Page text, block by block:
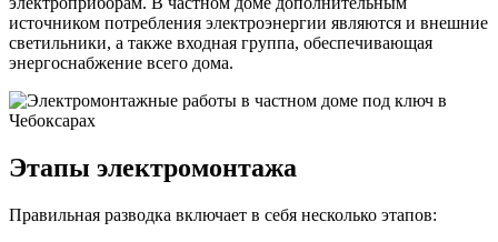
источником потребления электроэнергии являются и внешние
светильники, а также входная группа, обеспечивающая
энергоснабжение всего дома.
Этапы электромонтажа
Правильная разводка включает в себя несколько этапов: